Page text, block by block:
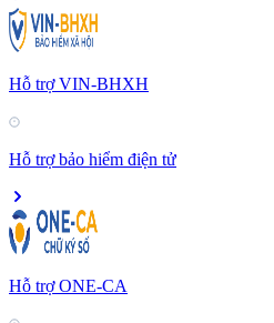
Hỗ trợ VIN-BHXH
Hỗ trợ bảo hiểm điện tử
Hỗ trợ ONE-CA